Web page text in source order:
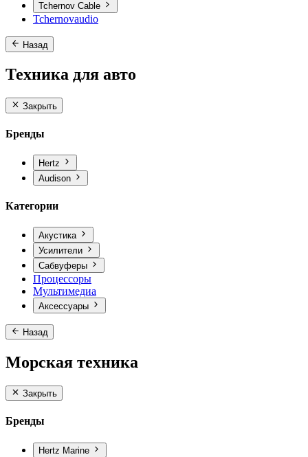
Tchernov Cable
Tchernovaudio
Назад
Техника для авто
Закрыть
Бренды
Hertz
Audison
Категории
Акустика
Усилители
Сабвуферы
Процессоры
Мультимедиа
Аксессуары
Назад
Морская техника
Закрыть
Бренды
Hertz Marine